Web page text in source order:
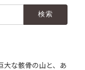
大な骸骨の山と、あ